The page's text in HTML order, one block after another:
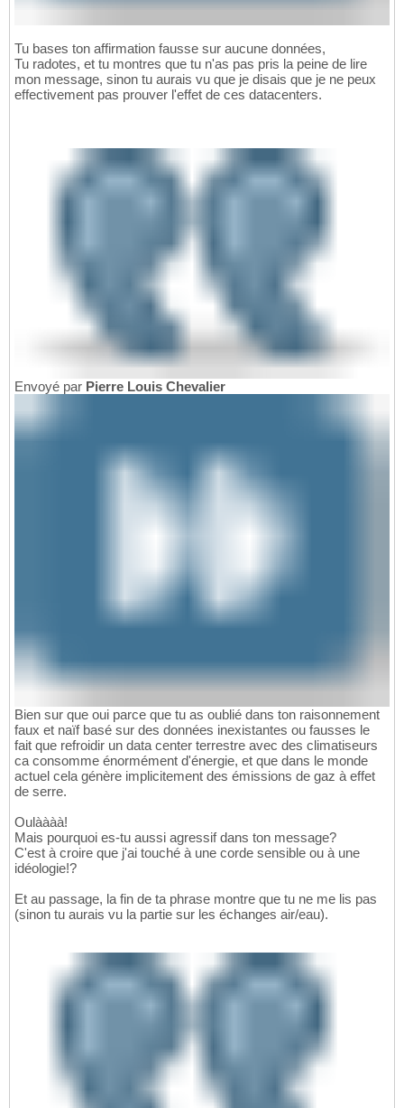
Tu bases ton affirmation fausse sur aucune données,
Tu radotes, et tu montres que tu n'as pas pris la peine de lire
mon message, sinon tu aurais vu que je disais que je ne peux
effectivement pas prouver l'effet de ces datacenters.
Envoyé par Pierre Louis Chevalier
Bien sur que oui parce que tu as oublié dans ton raisonnement
faux et naïf basé sur des données inexistantes ou fausses le
fait que refroidir un data center terrestre avec des climatiseurs
ca consomme énormément d'énergie, et que dans le monde
actuel cela génère implicitement des émissions de gaz à effet
de serre.
Oulàààà!
Mais pourquoi es-tu aussi agressif dans ton message?
C'est à croire que j'ai touché à une corde sensible ou à une
idéologie!?
Et au passage, la fin de ta phrase montre que tu ne me lis pas
(sinon tu aurais vu la partie sur les échanges air/eau).